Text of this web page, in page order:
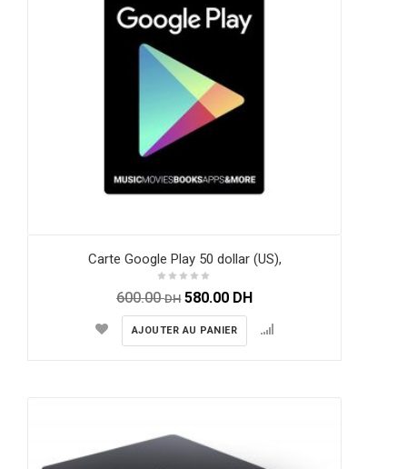
Carte Google Play 50 dollar (US),
600.00DH 580.00 DH
AJOUTER AU PANIER